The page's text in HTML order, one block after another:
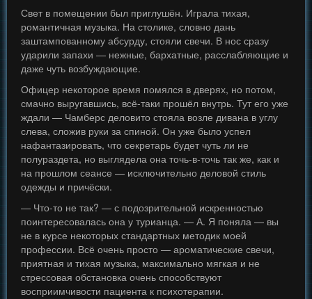
Свет в помещении был приглушён. Играла тихая,
романтичная музыка. На столике, словно дань
заштампованному абсурду, стояли свечи. В нос сразу
ударили запахи — нежные, бархатные, расслабляющие и
даже чуть возбуждающие.
Офицер некоторое время помялся в дверях, но потом,
смачно выругавшись, всё-таки прошёл внутрь. Тут его уже
ждали — Чамберс деловито стояла возле дивана в углу
слева, сложив руки за спиной. Он уже было успел
нафантазировать, что секретарь будет чуть ли не
полураздета, но выглядела она точь-в-точь так же, как и
на прошлом сеансе — исключительно деловой стиль
одежды и причёски.
— Что-то не так? — с подозрительной искренностью
поинтересовалась она у турианца. — А. Я поняла — вы
не в курсе некоторых стандартных методик моей
профессии. Всё очень просто — ароматические свечи,
приятная и тихая музыка, максимально мягкая и не
стрессовая обстановка очень способствуют
восприимчивости пациента к психотерапии.